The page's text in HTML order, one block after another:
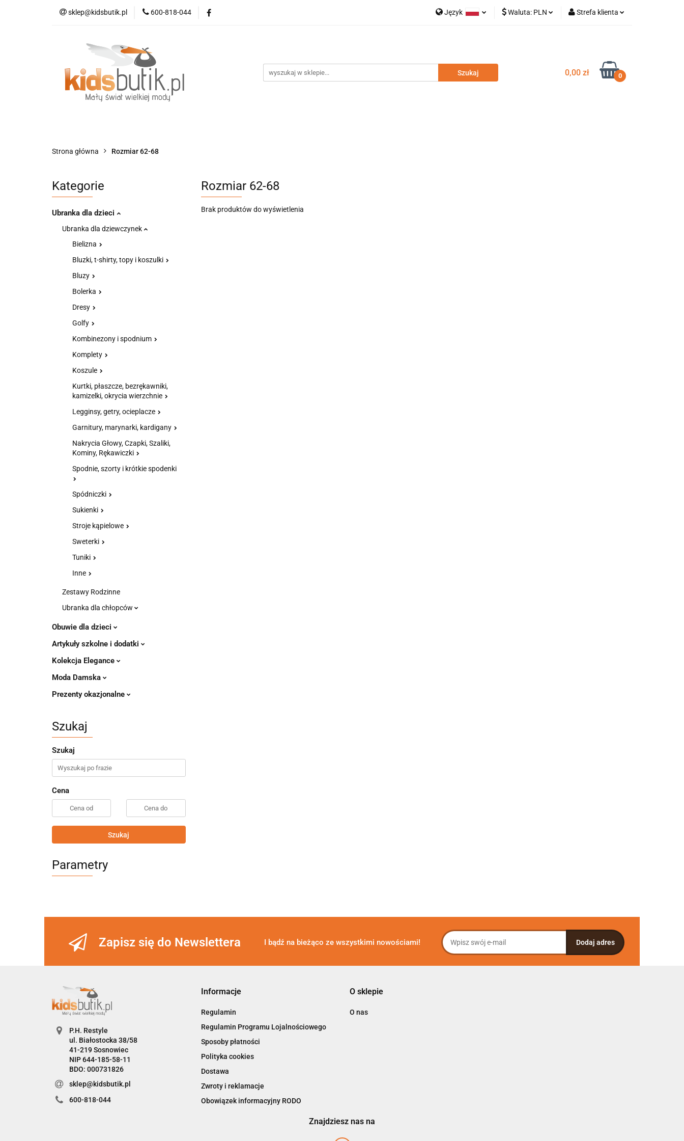
sklep@kidsbutik.pl 600-818-044 Język Waluta: PLN Strefa klienta
Dodaj zgłoszenie
0,00 zł 0
Kategorie Zestawy rodzinne
Strona główna Rozmiar 62-68
Kategorie
Ubranka dla dzieci
Ubranka dla dziewczynek
Bielizna
Bluzki, t-shirty, topy i koszulki
Bluzy
Bolerka
Dresy
Golfy
Kombinezony i spodnium
Komplety
Koszule
Kurtki, płaszcze, bezrękawniki,
kamizelki, okrycia wierzchnie
Legginsy, getry, ocieplacze
Garnitury, marynarki, kardigany
Nakrycia Głowy, Czapki, Szaliki,
Kominy, Rękawiczki
Spodnie, szorty i krótkie spodenki
Spódniczki
Sukienki
Stroje kąpielowe
Sweterki
Tuniki
Inne
Zestawy Rodzinne
Ubranka dla chłopców
Obuwie dla dzieci
Artykuły szkolne i dodatki
Kolekcja Elegance
Moda Damska
Prezenty okazjonalne
Szukaj
Szukaj
Cena
Szukaj
Parametry
Rozmiar 62-68
Brak produktów do wyświetlenia
Zapisz się do Newslettera I bądź na bieżąco ze wszystkimi nowościami!
P.H. Restyle
ul. Białostocka 38/58
41-219 Sosnowiec
NIP 644-185-58-11
BDO: 000731826
sklep@kidsbutik.pl
600-818-044
Informacje
Regulamin
Regulamin Programu Lojalnościowego
Sposoby płatności
Polityka cookies
Dostawa
Zwroty i reklamacje
Obowiązek informacyjny RODO
O sklepie
O nas
Znajdziesz nas na